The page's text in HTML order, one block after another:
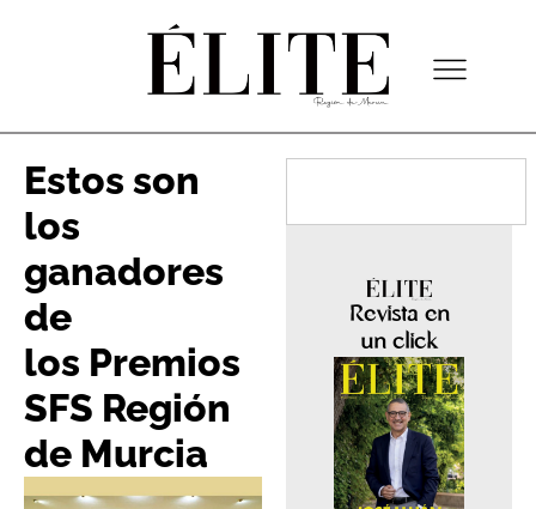
Estos son
los
ganadores
de
los Premios
SFS Región
de Murcia
Revista en
un click